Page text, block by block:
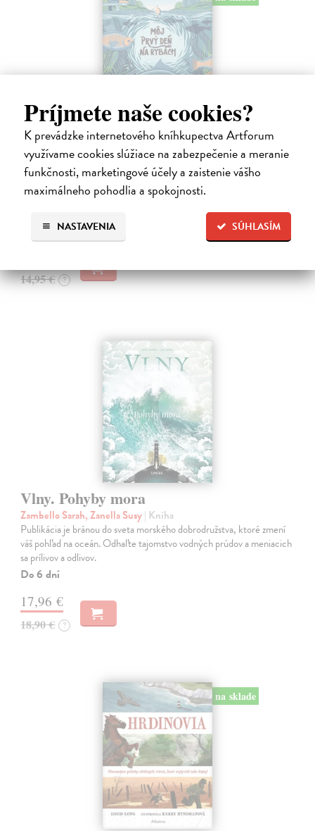
Príjmete naše cookies?
K prevádzke internetového kníhkupectva Artforum
využívame cookies slúžiace na zabezpečenie a meranie
funkčnosti, marketingové účely a zaistenie vášho
maximálneho pohodlia a spokojnosti.
SÚHLASÍM
NASTAVENIA
Môj prvý deň na rybách
Millard Will| Kniha
V bohato ilustrovanej príručke nájdu mladí záujemcovia všetky
dôležité informácie, ktoré budú potrebovať, kým sa vydajú na svoju
prvú rybačku. Autor knihy Will Millard, skúsený rybár, cestovateľ a
Na sklade ?
14,95 € ?
Vlny. Pohyby mora
Zambello Sarah, Zanella Susy| Kniha
Publikácia je bránou do sveta morského dobrodružstva, ktoré zmení
váš pohľad na oceán. Odhaľte tajomstvo vodných prúdov a meniacich
sa prílivov a odlivov.
Do 6 dní
17,96 €
18,90 € ?
na sklade